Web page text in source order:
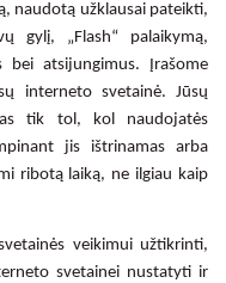
naudotą užklausai pateikti,
gylį, „Flash“ palaikymą,
bei atsijungimus. Įrašome
interneto svetainė. Jūsų
tik tol, kol naudojatės
jis ištrinamas arba
ribotą laiką, ne ilgiau kaip
veikimui užtikrinti,
svetainei nustatyti ir